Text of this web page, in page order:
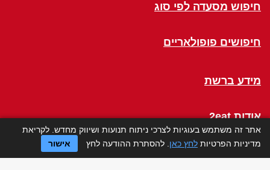
חיפוש מסעדה לפי סוג
חיפושים פופולאריים
מידע ברשת
אודות 2eat
Click a Table
אתר זה משתמש בעוגיות לצרכי ניתוח תנועות ושיווק מחדש. לקריאת
מדיניות הפרטיות לחץ כאן . להסתרת ההודעה לחץ אישור